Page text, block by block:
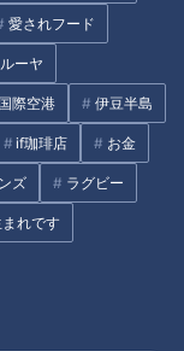
愛されフード
ーヤ
際空港 伊豆半島
if珈琲店 お金
ズ ラグビー
れです
すさかい、まるで
（「佐多女聞
動きにあるのだろ
いう。矛盾という
嘆を込めて記す。
も大きな特色と
人形の動作を真似